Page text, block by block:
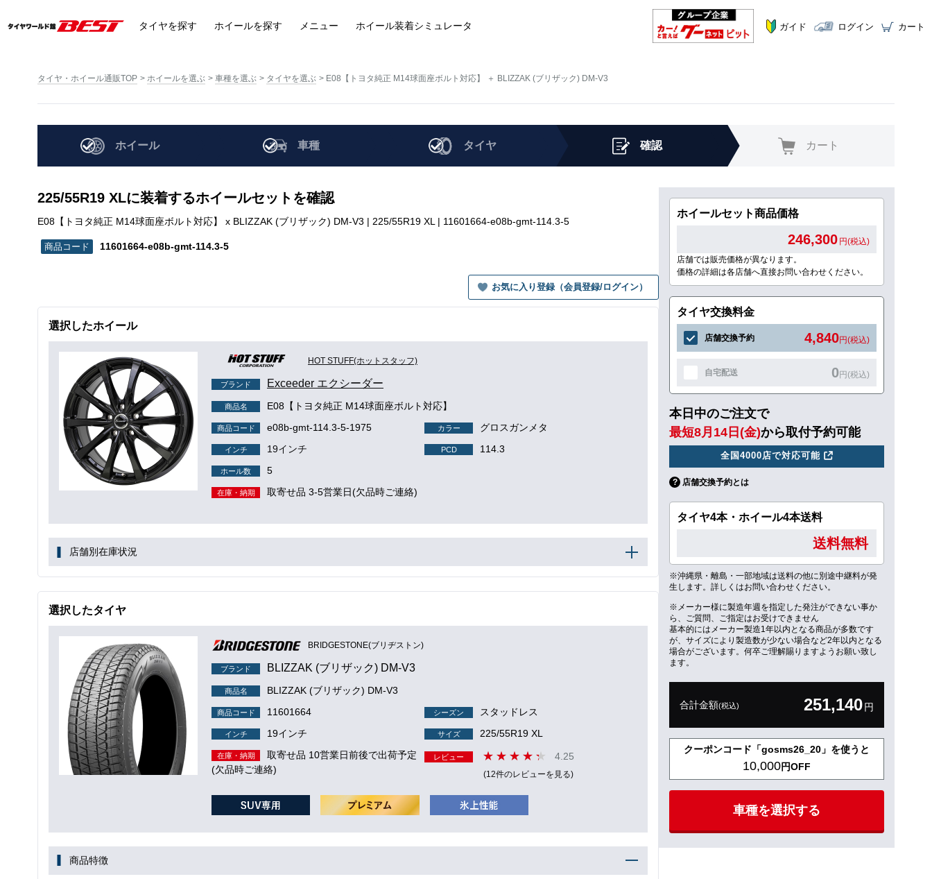
タイヤを探す ホイールを探す メニュー ホイール装着シミュレータ ガイド ログイン カート
タイヤ・ホイール通販TOP ホイールを選ぶ 車種を選ぶ タイヤを選ぶ E08【トヨタ純正 M14球面座ボルト対応】 ＋ BLIZZAK (ブリザック) DM-V3
ホイール 車種 タイヤ 確認 カート
225/55R19 XLに装着するホイールセットを確認
E08【トヨタ純正 M14球面座ボルト対応】 x BLIZZAK (ブリザック) DM-V3 | 225/55R19 XL | 11601664-e08b-gmt-114.3-5
11601664-e08b-gmt-114.3-5
お気に入り登録（会員登録/ログイン）
選択したホイール
HOT STUFF(ホットスタッフ)
ブランド Exceeder エクシーダー
商品名 E08【トヨタ純正 M14球面座ボルト対応】
商品コード e08b-gmt-114.3-5-1975 カラー グロスガンメタ
インチ 19インチ PCD 114.3
ホール数 5
在庫・納期 取寄せ品 3-5営業日(欠品時ご連絡)
店舗別在庫状況
選択したタイヤ
BRIDGESTONE(ブリヂストン)
ブランド BLIZZAK (ブリザック) DM-V3
商品名 BLIZZAK (ブリザック) DM-V3
商品コード 11601664 シーズン スタッドレス
インチ 19インチ サイズ 225/55R19 XL
在庫・納期
取寄せ品 10営業日前後で出荷予定
(欠品時ご連絡)
レビュー 4.25
(12件のレビューを見る)
商品特徴
ホイールセット商品価格
246,300 円(税込)
店舗では販売価格が異なります。
価格の詳細は各店舗へ直接お問い合わせください。
タイヤ交換料金
店舗交換予約 4,840円(税込)
自宅配送 0円(税込)
本日中のご注文で
最短8月14日(金)から取付予約可能
全国4000店で対応可能
店舗交換予約とは
タイヤ4本・ホイール4本送料
送料無料
※沖縄県・離島・一部地域は送料の他に別途中継料が発
生します。詳しくはお問い合わせください。
※メーカー様に製造年週を指定した発注ができない事か
ら、ご質問、ご指定はお受けできません
基本的にはメーカー製造1年以内となる商品が多数です
が、サイズにより製造数が少ない場合など2年以内となる
場合がございます。何卒ご理解賜りますようお願い致し
ます。
合計金額(税込) 251,140円
クーポンコード「gosms26_20」を使うと
10,000円OFF
車種を選択する